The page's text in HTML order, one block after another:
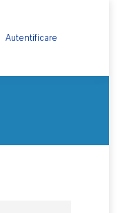
Autentificare